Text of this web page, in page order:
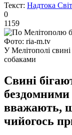
Текст: Надтока
0
1159
Фото: ria-m.tv
У Мелітополі
собаками
Свині
вважають,
чийогось